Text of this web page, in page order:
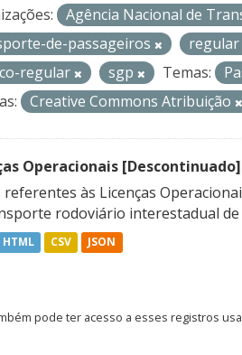
Agência Nacional de
de-passageiros
regular
regular
sgp Temas:
Creative Commons Atribuição
Operacionais [Descontinuado]
referentes às Licenças
rodoviário interestadual de
HTML CSV JSON
pode ter acesso a esses registros